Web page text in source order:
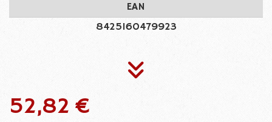
EAN
8425160479923
52,82 €